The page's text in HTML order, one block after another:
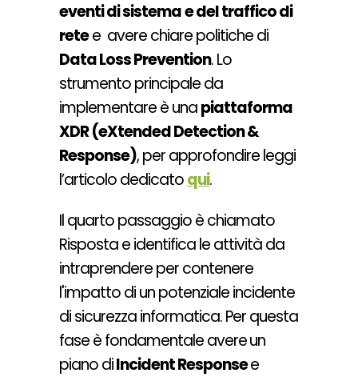
eventi di sistemae del traffico di
retee avere chiare politiche di
Data Loss Prevention. Lo
strumento principale da
implementare è unapiattaforma
XDR (eXtended Detection &
Response), per approfondire leggi
l’articolo dedicatoqui.
Il quarto passaggio è chiamato
Risposta e identifica le attività da
intraprendere per contenere
l'impatto di un potenziale incidente
di sicurezza informatica. Per questa
fase è fondamentale avereun
piano diIncident Responsee